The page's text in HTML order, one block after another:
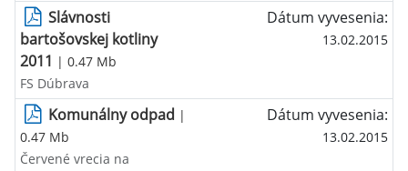
Slávnosti
bartošovskej kotliny
2011 | 0.47 Mb
Dátum vyvesenia:
13.02.2015
FS Dúbrava
Komunálny odpad |
0.47 Mb
Dátum vyvesenia:
13.02.2015
Červené vrecia na